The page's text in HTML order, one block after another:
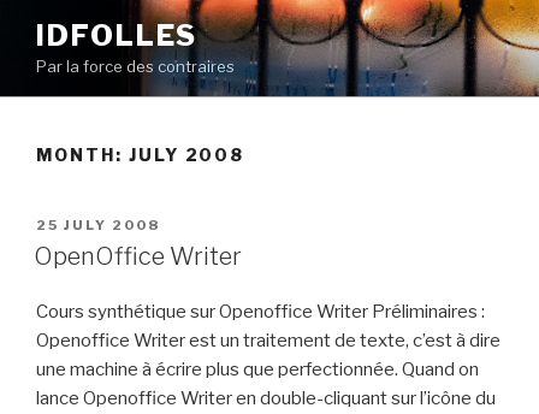
content
IDFOLLES
Par la force des contraires
MONTH: JULY 2008
POSTED
ON
25 JULY 2008
OpenOffice Writer
Cours synthétique sur Openoffice Writer Préliminaires :
Openoffice Writer est un traitement de texte, c’est à dire
une machine à écrire plus que perfectionnée. Quand on
lance Openoffice Writer en double-cliquant sur l’icône du